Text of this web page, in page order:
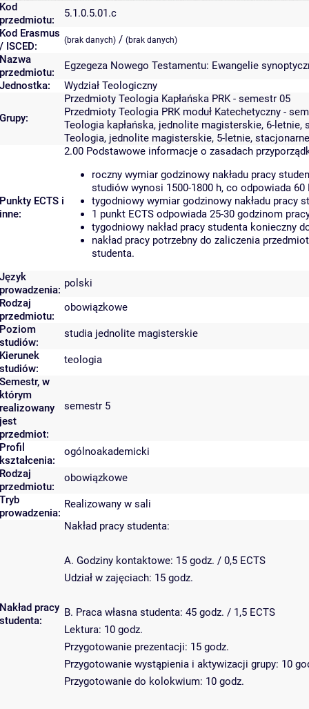
Kod
przedmiotu:
5.1.0.5.01.c
Kod Erasmus
/ ISCED:
(brak danych) / (brak danych)
Nazwa
przedmiotu:
Egzegeza Nowego Testamentu: Ewangelie
Jednostka:
Wydział Teologiczny
Grupy:
Przedmioty Teologia Kapłańska PRK - semestr 05
Przedmioty Teologia PRK moduł Katechetyczny -
Teologia kapłańska, jednolite magisterskie, 6-letnie,
Teologia, jednolite magisterskie, 5-letnie, stacjonarne
Punkty ECTS i
inne:
2.00 Podstawowe informacje o zasadach
roczny wymiar godzinowy nakładu pracy
studiów wynosi 1500-1800 h, co odpowiada 60
tygodniowy wymiar godzinowy nakładu pracy
1 punkt ECTS odpowiada 25-30 godzinom
tygodniowy nakład pracy studenta konieczny
nakład pracy potrzebny do zaliczenia
studenta.
Język
prowadzenia:
polski
Rodzaj
przedmiotu:
obowiązkowe
Poziom
studiów:
studia jednolite magisterskie
Kierunek
studiów:
teologia
Semestr, w
którym
realizowany
jest
przedmiot:
semestr 5
Profil
kształcenia:
ogólnoakademicki
Rodzaj
przedmiotu:
obowiązkowe
Tryb
prowadzenia:
Realizowany w sali
Nakład pracy
studenta:
Nakład pracy studenta:
A. Godziny kontaktowe: 15 godz. / 0,5 ECTS
Udział w zajęciach: 15 godz.
B. Praca własna studenta: 45 godz. / 1,5 ECTS
Lektura: 10 godz.
Przygotowanie prezentacji: 15 godz.
Przygotowanie wystąpienia i aktywizacji grupy: 10
Przygotowanie do kolokwium: 10 godz.